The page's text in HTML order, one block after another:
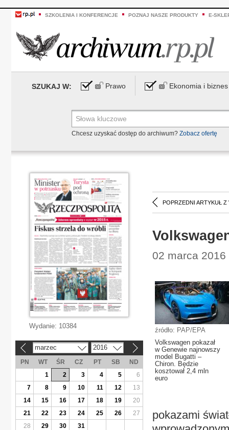
SZKOLENIA I KONFERENCJE POZNAJ NASZE PRODUKTY E-
SZUKAJ W: Prawo Ekonomia i biznes
Chcesz uzyskać dostęp do archiwum? Zobacz ofertę
POPRZEDNI ARTYKUŁ Z
02 marca
źródło: PAP/EPA
Volkswagen pokazał
w Genewie najnowszy
model Bugatti –
Chiron. Będzie
kosztował 2,4 mln
euro
pokazami
Wydanie: 10384
marzec 2016
PN WT ŚR CZ PT SB
ND
1
2 3 4 5
6
7
8 9 10 11 12
13
14
15 16 17 18 19
20
21
22 23 24 25 26
27
28
29 30 31